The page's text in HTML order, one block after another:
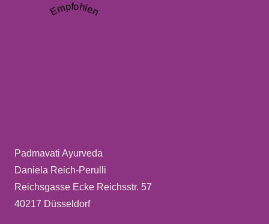
Empfohlen
Padmavati Ayurveda
Daniela Reich-Perulli
Reichsgasse Ecke Reichsstr. 57
40217 Düsseldorf